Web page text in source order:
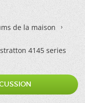
de la maison
4145 series